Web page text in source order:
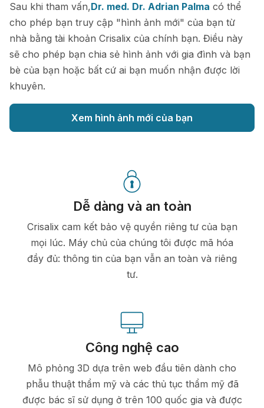
Sau khi tham vấn,Dr. med. Dr. Adrian Palma có thể
cho phép bạn truy cập "hình ảnh mới" của bạn từ
nhà bằng tài khoản Crisalix của chính bạn. Điều này
sẽ cho phép bạn chia sẻ hình ảnh với gia đình và bạn
bè của bạn hoặc bất cứ ai bạn muốn nhận được lời
khuyên.
Xem hình ảnh mới của bạn
Dễ dàng và an toàn
Crisalix cam kết bảo vệ quyền riêng tư của bạn
mọi lúc. Máy chủ của chúng tôi được mã hóa
đầy đủ: thông tin của bạn vẫn an toàn và riêng
tư.
Công nghệ cao
Mô phỏng 3D dựa trên web đầu tiên dành cho
phẫu thuật thẩm mỹ và các thủ tục thẩm mỹ đã
được bác sĩ sử dụng ở trên 100 quốc gia và được